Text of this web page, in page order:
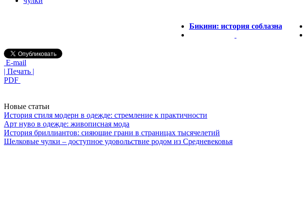
Бикини: история соблазна
E-mail
| Печать |
PDF
Новые статьи
История стиля модерн в одежде: стремление к практичности
Арт нуво в одежде: живописная мода
История бриллиантов: сияющие грани в страницах тысячелетий
Шелковые чулки – доступное удовольствие родом из Средневековья